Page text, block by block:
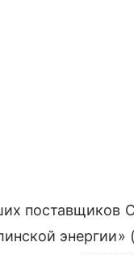
поставщиков